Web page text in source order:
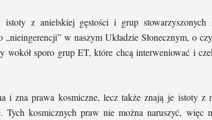
z anielskiej gęstości i grup stowarzyszonych
w naszym Układzie Słonecznym, o
wokół sporo grup ET, które chcą interweniować i
i zna prawa kosmiczne, lecz także znają je istoty z
Tych kosmicznych praw nie można naruszyć, więc